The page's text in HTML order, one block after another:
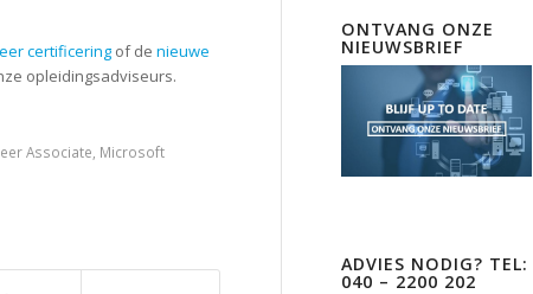
certificering of de nieuwe
opleidingsadviseurs.
Associate Microsoft
ONTVANG ONZE
NIEUWSBRIEF
ADVIES NODIG? TEL:
040 – 2200 202